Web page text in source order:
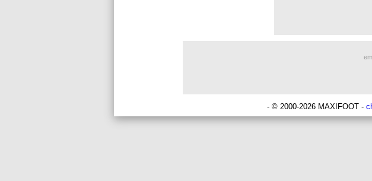
- © 2000-2026 MAXIFOOT -